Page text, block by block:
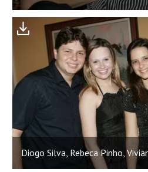
Diogo Silva, Rebeca Pinho,